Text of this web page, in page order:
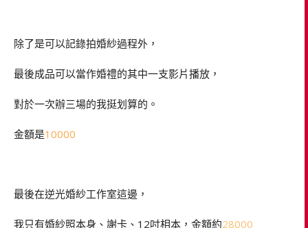
除了是可以記錄拍婚紗過程外，
最後成品可以當作婚禮的其中一支影片播放，
對於一次辦三場的我挺划算的。
金額是10000
最後在逆光婚紗工作室這邊，
我只有婚紗照本身、謝卡、12吋相本，金額約28000